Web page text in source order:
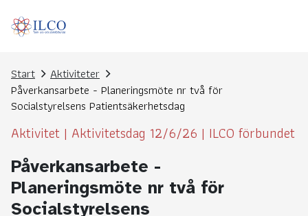
Start
Aktiviteter
Påverkansarbete - Planeringsmöte nr två för
Socialstyrelsens Patientsäkerhetsdag
Aktivitet | Aktivitetsdag 12/6/26 | ILCO förbundet
Påverkansarbete -
Planeringsmöte nr två för
Socialstyrelsens